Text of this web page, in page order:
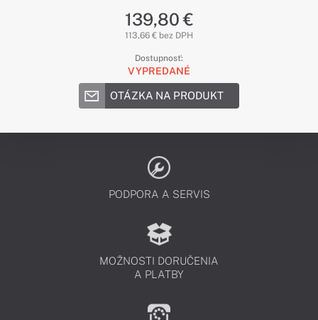
139,80 €
113,66 € bez DPH
Dostupnosť:
VYPREDANÉ
OTÁZKA NA PRODUKT
PODPORA A SERVIS
MOŽNOSTI DORUČENIA
A PLATBY